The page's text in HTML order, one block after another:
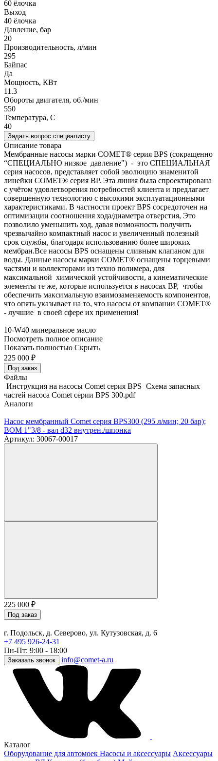
60 ёлочка
Выход
40 ёлочка
Давление, бар
20
Производительность, л/мин
295
Байпас
Да
Мощность, КВт
11.3
Обороты двигателя, об./мин
550
Температура, C
40
Задать вопрос специалисту
Описание товара
Мембранные насосы марки COMET® серия BPS (сокращенно
“СПЕЦИАЛЬНО низкое давление") - это СПЕЦИАЛЬНАЯ
серия насосов, представляет собой эволюцию знаменитой
линейки COMET® серия BP. Эта линия была спроектирована
с учётом удовлетворения потребностей клиента и предлагает
совершенную технологию с высокими эксплуатационными
характеристиками. В частности проект BPS сосредоточен на
оптимизации соотношения хода/диаметра отверстия, Это
позволило уменьшить ход, давая возможность получить
чрезвычайно компактный насос и увеличенный полезный
срок службы, благодаря использованию более широких
мембран.Все насосы BPS оснащены сливным клапаном для
воды. Данные насосы марки COMET® оснащены торцевыми
частями и коллекторами из техно полимера, для
максимальной химической устойчивости, а кинематические
элементы те же, которые используется в насосах BP, чтобы
обеспечить максимальную взаимозаменяемость компонентов,
что опять указывает на то, что насосы от компании COMET®
- лучшие в своей сфере их применения!
10-W40 минеральное масло
Посмотреть полное описание
Показать полностью Скрыть
225 000 ₽
Под заказ
Файлы
Инструкция на насосы Comet серия BPS Схема запасных
частей насоса Comet серии BPS 300.pdf
Аналоги
Насос мембранный Comet серия BPS300 (295 л/мин; 20 бар);
ВОМ 1"3/8 - вал d32 внутрен./шпонка
Артикул: 30067-00017
225 000 ₽
Под заказ
г. Подольск, д. Северово, ул. Кутузовская, д. 6
+7 495 926-24-31
Пн-Пт: 9:00 - 18:00
Заказать звонок info@comet-a.ru
Каталог
Оборудование для автомоек Насосы и аксессуары Аксессуары